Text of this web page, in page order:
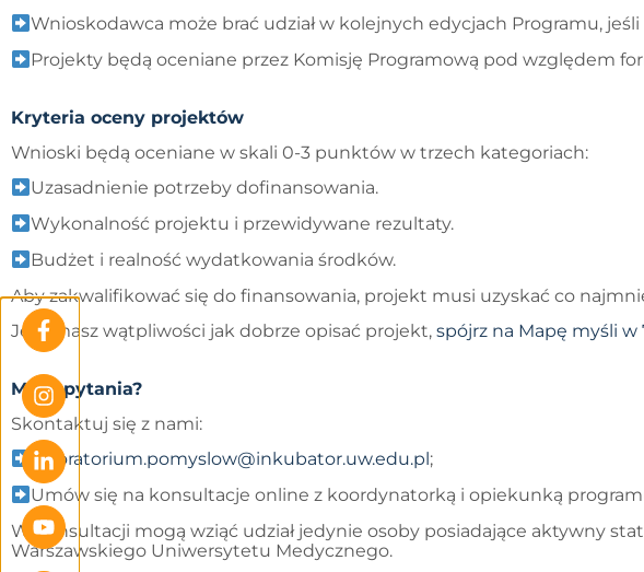
Wnioskodawca może brać udział w kolejnych edycjach Programu,
Projekty będą oceniane przez Komisję Programową pod względem
Kryteria oceny projektów
Wnioski będą oceniane w skali 0-3 punktów w trzech kategoriach:
Uzasadnienie potrzeby dofinansowania.
Wykonalność projektu i przewidywane rezultaty.
Budżet i realność wydatkowania środków.
Aby zakwalifikować się do finansowania, projekt musi uzyskać co
Jeśli masz wątpliwości jak dobrze opisać projekt, spójrz na Mapę myśli
Masz pytania?
Skontaktuj się z nami:
laboratorium.pomyslow@inkubator.uw.edu.pl ;
Umów się na konsultacje online z koordynatorką i opiekunką
W konsultacji mogą wziąć udział jedynie osoby posiadające aktywny
Warszawskiego Uniwersytetu Medycznego.